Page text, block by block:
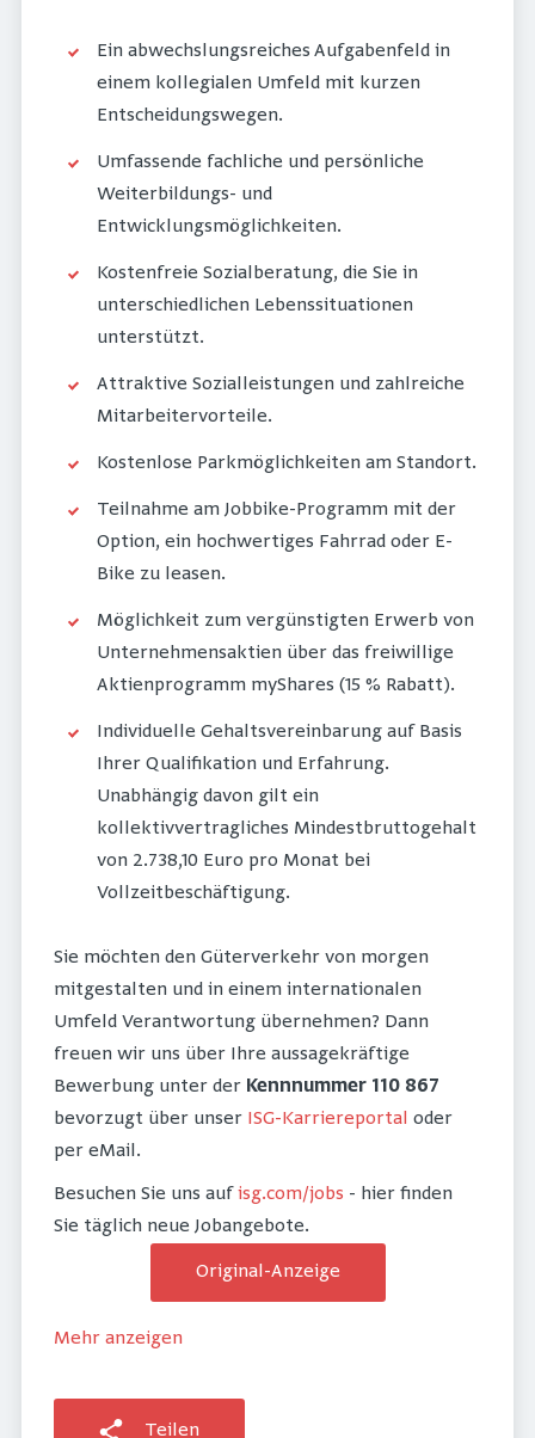
Ein abwechslungsreiches Aufgabenfeld in
einem kollegialen Umfeld mit kurzen
Entscheidungswegen.
Umfassende fachliche und persönliche
Weiterbildungs- und
Entwicklungsmöglichkeiten.
Kostenfreie Sozialberatung, die Sie in
unterschiedlichen Lebenssituationen
unterstützt.
Attraktive Sozialleistungen und zahlreiche
Mitarbeitervorteile.
Kostenlose Parkmöglichkeiten am Standort.
Teilnahme am Jobbike-Programm mit der
Option, ein hochwertiges Fahrrad oder E-
Bike zu leasen.
Möglichkeit zum vergünstigten Erwerb von
Unternehmensaktien über das freiwillige
Aktienprogramm myShares (15 % Rabatt).
Individuelle Gehaltsvereinbarung auf Basis
Ihrer Qualifikation und Erfahrung.
Unabhängig davon gilt ein
kollektivvertragliches Mindestbruttogehalt
von 2.738,10 Euro pro Monat bei
Vollzeitbeschäftigung.
Sie möchten den Güterverkehr von morgen
mitgestalten und in einem internationalen
Umfeld Verantwortung übernehmen? Dann
freuen wir uns über Ihre aussagekräftige
Bewerbung unter der Kennnummer 110 867
bevorzugt über unser ISG-Karriereportal oder
per eMail.
Besuchen Sie uns aufisg.com/jobs - hier finden
Sie täglich neue Jobangebote.
Original-Anzeige
Mehr anzeigen
Teilen